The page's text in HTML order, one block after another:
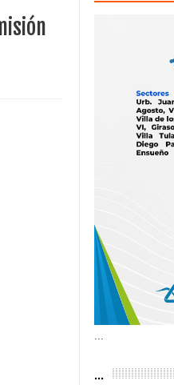
de las violencias
décadas sin
al Gobierno de
de la Mujer
...